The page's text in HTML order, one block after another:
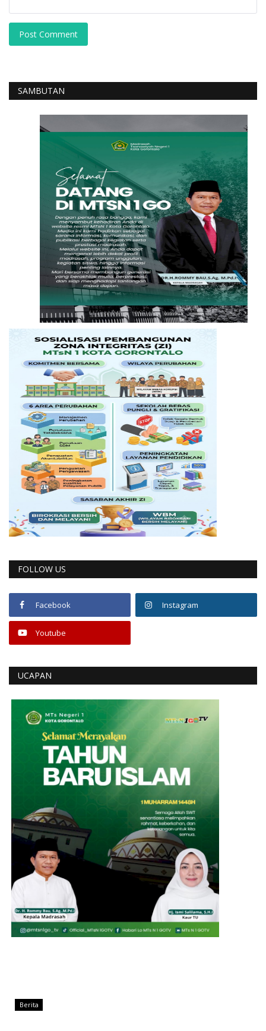
Post Comment
SAMBUTAN
FOLLOW US
Facebook Instagram
Youtube
UCAPAN
Berita